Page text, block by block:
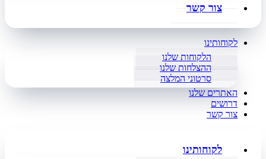
צור קשר
לקוחותינו
הלקוחות שלנו
ההצלחות שלנו
סרטוני המלצה
האתרים שלנו
דרושים
צור קשר
לקוחותינו